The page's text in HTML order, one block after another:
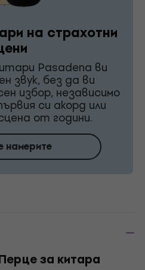
на страхотни
Pasadena ви
звук, без да ви
избор, независимо
си акорд или
от години.
намерите
за китара